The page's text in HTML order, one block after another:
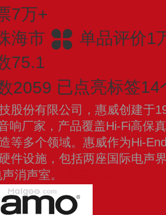
7万+
海市
单品评价1
75.1
2059 已点亮标签14
股份有限公司，惠威创建于
响厂家，产品覆盖Hi-Fi高保
等多个领域。惠威作为Hi-
件设施，包括两座国际电声
消声室。